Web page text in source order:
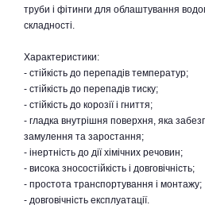
труби і фітинги для облаштування
складності.
Характеристики:
- стійкість до перепадів температур;
- стійкість до перепадів тиску;
- стійкість до корозії і гниття;
- гладка внутрішня поверхня, яка
замулення та заростання;
- інертність до дії хімічних речовин;
- висока зносостійкість і довговічність;
- простота транспортування і монтажу;
- довговічність експлуатації.